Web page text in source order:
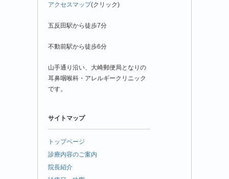
アクセスマップ(クリック)
五反田駅から徒歩7分
不動前駅から徒歩6分
山手通り沿い、大崎郵便局となりの
耳鼻咽喉科・アレルギークリニック
です。
サイトマップ
トップページ
診療内容のご案内
院長紹介